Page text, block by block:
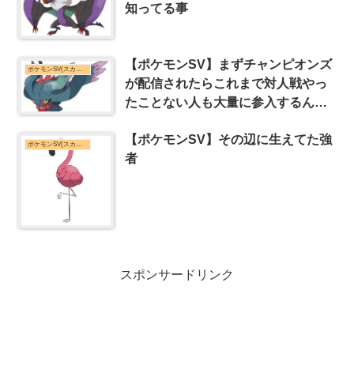
知ってる事
【ポケモンSV】まずチャンピオンズ
が配信されたらこれまで対人戦やっ
たことない人も大量に参入するんだ
ポケモンSV(スカーレット・バイオレット)まとめ
【ポケモンSV】その辺に生えてた強
者
スポンサードリンク